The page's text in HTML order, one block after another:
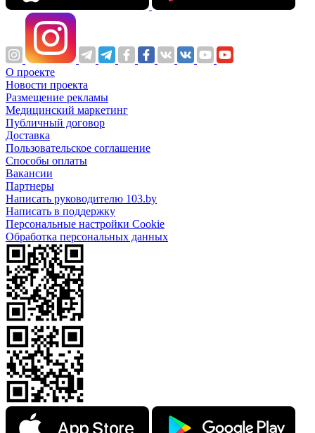
О проекте
Новости проекта
Размещение рекламы
Медицинский маркетинг
Публичный договор
Доставка
Пользовательское соглашение
Способы оплаты
Вакансии
Партнеры
Написать руководителю 103.by
Написать в поддержку
Персональные настройки Cookie
Обработка персональных данных